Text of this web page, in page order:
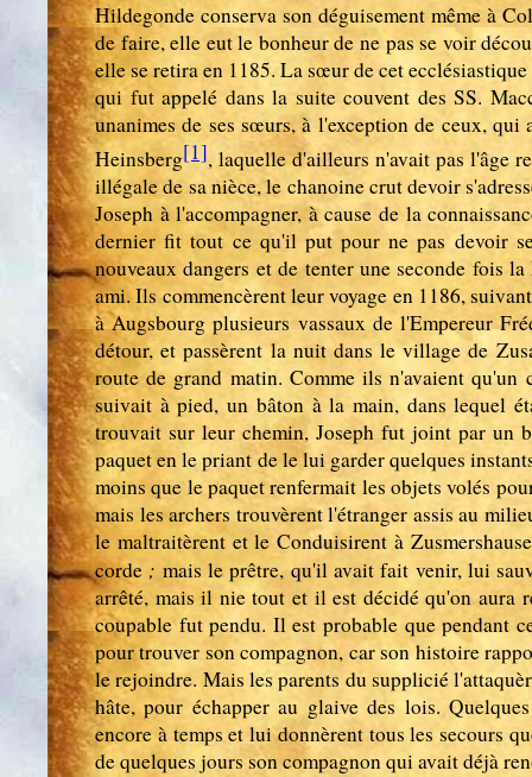
Hildegonde conserva son déguisement même à
de faire, elle eut le bonheur de ne pas se voir
elle se retira en 1185. La sœur de cet
qui fut appelé dans la suite couvent des SS.
unanimes de ses sœurs, à l'exception de ceux,
Heinsberg[1], laquelle d'ailleurs n'avait pas l'âge
illégale de sa nièce, le chanoine crut devoir
Joseph à l'accompagner, à cause de la
dernier fit tout ce qu'il put pour ne pas devoir
nouveaux dangers et de tenter une seconde fois
ami. Ils commencèrent leur voyage en 1186,
à Augsbourg plusieurs vassaux de l'Empereur
détour, et passèrent la nuit dans le village de
route de grand matin. Comme ils n'avaient
suivait à pied, un bâton à la main, dans lequel
trouvait sur leur chemin, Joseph fut joint par un
paquet en le priant de le lui garder quelques
moins que le paquet renfermait les objets volés
mais les archers trouvèrent l'étranger assis au
le maltraitèrent et le Conduisirent à
corde ; mais le prêtre, qu'il avait fait venir, lui
arrêté, mais il nie tout et il est décidé qu'on aura
coupable fut pendu. Il est probable que pendant
pour trouver son compagnon, car son histoire
le rejoindre. Mais les parents du supplicié
hâte, pour échapper au glaive des lois.
encore à temps et lui donnèrent tous les secours
de quelques jours son compagnon qui avait déjà